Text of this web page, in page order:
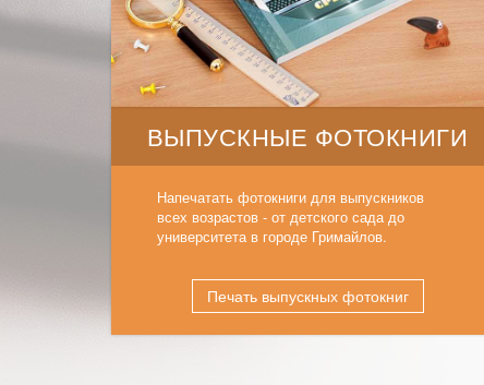
ВЫПУСКНЫЕ ФОТОКНИГИ
Напечатать фотокниги для выпускников
всех возрастов - от детского сада до
университета в городе Гримайлов.
Печать выпускных фотокниг